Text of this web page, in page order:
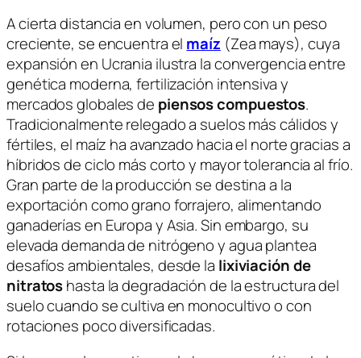
A cierta distancia en volumen, pero con un peso
creciente, se encuentra el maíz (Zea mays), cuya
expansión en Ucrania ilustra la convergencia entre
genética moderna, fertilización intensiva y
mercados globales de piensos compuestos.
Tradicionalmente relegado a suelos más cálidos y
fértiles, el maíz ha avanzado hacia el norte gracias a
híbridos de ciclo más corto y mayor tolerancia al frío.
Gran parte de la producción se destina a la
exportación como grano forrajero, alimentando
ganaderías en Europa y Asia. Sin embargo, su
elevada demanda de nitrógeno y agua plantea
desafíos ambientales, desde la lixiviación de
nitratoshasta la degradación de la estructura del
suelo cuando se cultiva en monocultivo o con
rotaciones poco diversificadas.